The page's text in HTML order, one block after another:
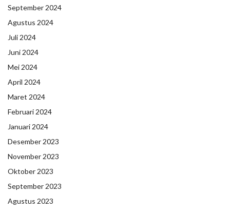
September 2024
Agustus 2024
Juli 2024
Juni 2024
Mei 2024
April 2024
Maret 2024
Februari 2024
Januari 2024
Desember 2023
November 2023
Oktober 2023
September 2023
Agustus 2023